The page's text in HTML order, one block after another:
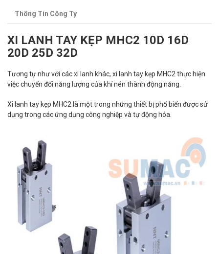
Thông Tin Công Ty
XI LANH TAY KẸP MHC2 10D 16D
20D 25D 32D
Tương tự như với các xi lanh khác, xi lanh tay kẹp MHC2 thực hiện
việc chuyển đổi năng lượng của khí nén thành động năng.
Xi lanh tay kẹp MHC2 là một trong những thiết bị phổ biến được sử
dụng trong các ứng dụng công nghiệp và tự động hóa.